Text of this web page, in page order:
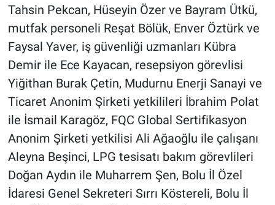
Tahsin Pekcan, Hüseyin Özer ve Bayram Ütkü,
mutfak personeli Reşat Bölük, Enver Öztürk ve
Faysal Yaver, iş güvenliği uzmanları Kübra
Demir ile Ece Kayacan, resepsiyon görevlisi
Yiğithan Burak Çetin, Mudurnu Enerji Sanayi ve
Ticaret Anonim Şirketi yetkilileri İbrahim Polat
ile İsmail Karagöz, FQC Global Sertifikasyon
Anonim Şirketi yetkilisi Ali Ağaoğlu ile çalışanı
Aleyna Beşinci, LPG tesisatı bakım görevlileri
Doğan Aydın ile Muharrem Şen, Bolu İl Özel
İdaresi Genel Sekreteri Sırrı Köstereli, Bolu İl